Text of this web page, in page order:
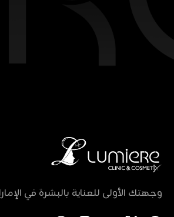
وجهتك الأولى للعناية بالبشرة في